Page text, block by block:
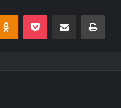
Odnoklassniki
Pocket E-Posta ile paylaş